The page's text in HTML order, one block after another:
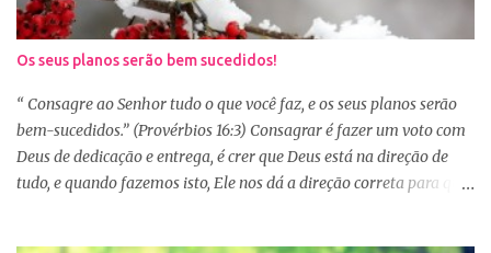
no dia 20, desanimamos e acabamos deixando para o próximo
ano e assim vai... Outra situação que desanima é iniciar lendo
vários capítulos por dia, muitas até conseguem iniciar no dia
primeiro de janeiro, mas como não estão acostumas com a leitura
e também com a dificuldade de entendi...
Os seus planos serão bem sucedidos!
“ Consagre ao Senhor tudo o que você faz, e os seus planos serão
bem-sucedidos.” (Provérbios 16:3) Consagrar é fazer um voto com
Deus de dedicação e entrega, é crer que Deus está na direção de
tudo, e quando fazemos isto, Ele nos dá a direção correta para que